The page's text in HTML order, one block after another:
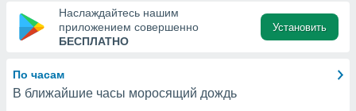
доступ
Наслаждайтесь нашим
приложением совершенно
БЕСПЛАТНО
Установить
По часам
В ближайшие часы моросящий дождь